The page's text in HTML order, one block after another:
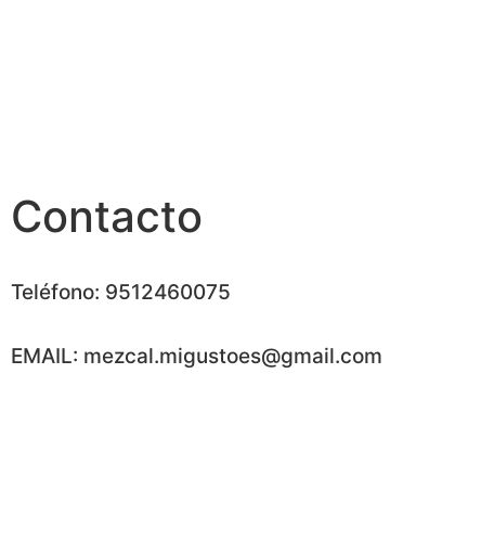
Contacto
Teléfono: 9512460075
EMAIL: mezcal.migustoes@gmail.com